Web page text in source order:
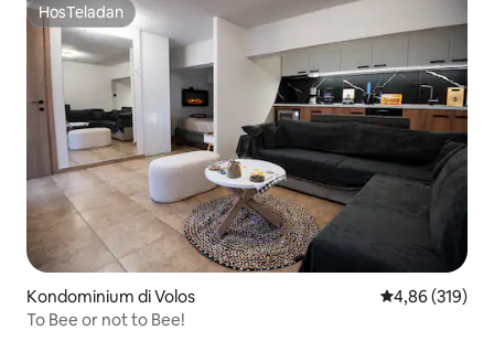
HosTeladan
HosTeladan
Kondominium di Volos Nilai rata-rata
4,86 (319)
To Bee or not to Bee!